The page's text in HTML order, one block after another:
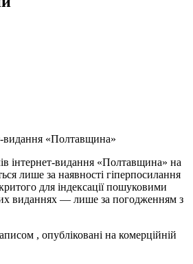
видання «Полтавщина»
інтернет-видання «Полтавщина» на
лише за наявності гіперпосилання
для індексації пошуковими
виданнях — лише за погодженням з
, опубліковані на комерційній